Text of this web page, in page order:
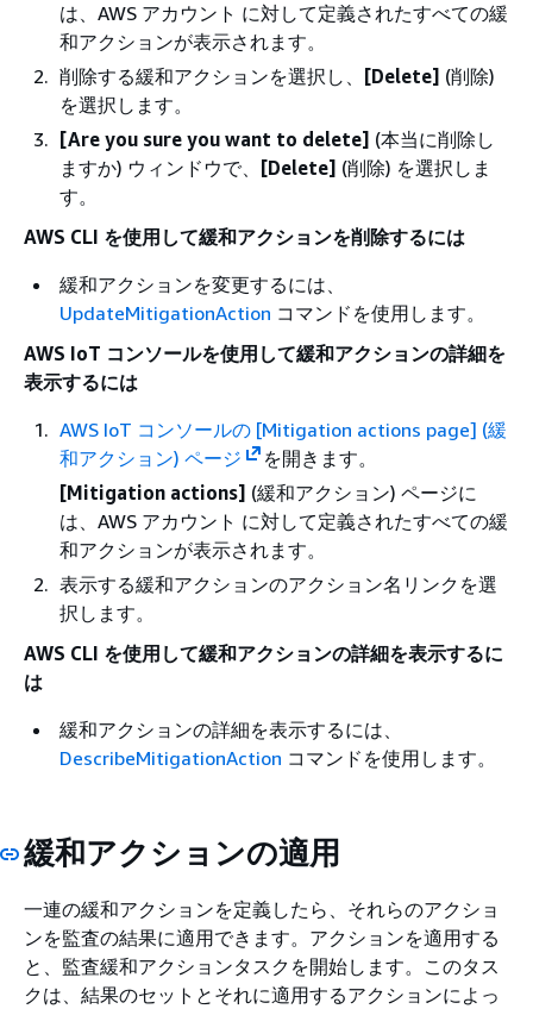
は、AWS アカウント に対して定義されたすべての緩
和アクションが表示されます。
削除する緩和アクションを選択し、
[Delete] (削除)
を選択します。
[Are you sure you want to delete] (本当に削除し
ますか) ウィンドウで、
[Delete] (削除) を選択しま
す。
AWS CLI を使用して緩和アクションを削除するには
緩和アクションを変更するには、
UpdateMitigationAction コマンドを使用します。
AWS IoT コンソールを使用して緩和アクションの詳細を
表示するには
AWS IoT コンソールの [Mitigation actions page] (緩
和アクション) ページ
を開きます。
[Mitigation actions] (緩和アクション) ページに
は、AWS アカウント に対して定義されたすべての緩
和アクションが表示されます。
表示する緩和アクションのアクション名リンクを選
択します。
AWS CLI を使用して緩和アクションの詳細を表示するに
は
緩和アクションの詳細を表示するには、
DescribeMitigationAction コマンドを使用します。
緩和アクションの適用
一連の緩和アクションを定義したら、それらのアクショ
ンを監査の結果に適用できます。アクションを適用する
と、監査緩和アクションタスクを開始します。このタス
クは、結果のセットとそれに適用するアクションによっ